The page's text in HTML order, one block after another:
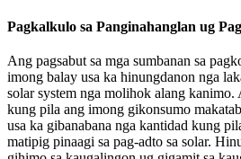
Pagkalkulo sa Panginahanglan ug
Ang pagsabut sa mga sumbanan sa
imong balay usa ka hinungdanon nga
solar system nga molihok alang kanimo.
kung pila ang imong gikonsumo
usa ka gibanabana nga kantidad kung
matipig pinaagi sa pag-adto sa solar.